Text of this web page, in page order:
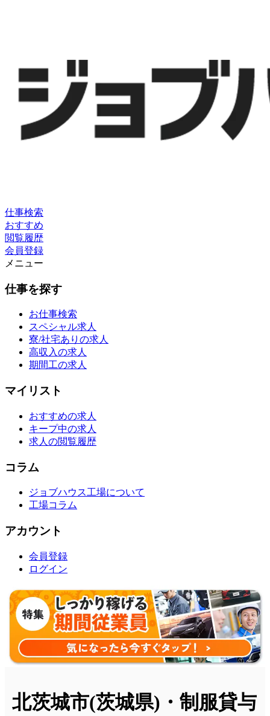
仕事検索
おすすめ
閲覧履歴
会員登録
メニュー
仕事を探す
お仕事検索
スペシャル求人
寮/社宅ありの求人
高収入の求人
期間工の求人
マイリスト
おすすめの求人
キープ中の求人
求人の閲覧履歴
コラム
ジョブハウス工場について
工場コラム
アカウント
会員登録
ログイン
北茨城市(茨城県)・制服貸与